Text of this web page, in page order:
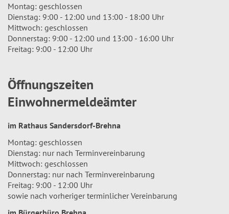
Montag: geschlossen
Dienstag: 9:00 - 12:00 und 13:00 - 18:00 Uhr
Mittwoch: geschlossen
Donnerstag: 9:00 - 12:00 und 13:00 - 16:00 Uhr
Freitag: 9:00 - 12:00 Uhr
Öffnungszeiten
Einwohnermeldeämter
im Rathaus Sandersdorf-Brehna
Montag: geschlossen
Dienstag: nur nach Terminvereinbarung
Mittwoch: geschlossen
Donnerstag: nur nach Terminvereinbarung
Freitag: 9:00 - 12:00 Uhr
sowie nach vorheriger terminlicher Vereinbarung